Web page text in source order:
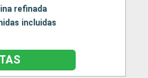
refinada
incluidas